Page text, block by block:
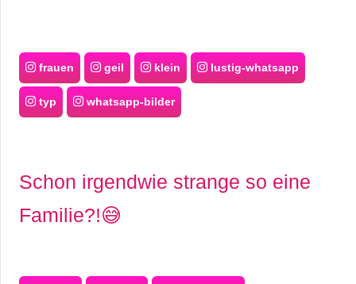
frauen geil klein lustig-whatsapp
typ whatsapp-bilder
Schon irgendwie strange so eine
Familie?!😅